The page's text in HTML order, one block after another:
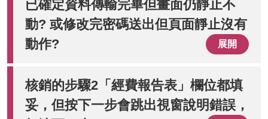
已確定資料傳輸完畢但畫面仍靜止不
動? 或修改完密碼送出但頁面靜止沒有
動作?
展開
核銷的步驟2「經費報告表」欄位都填
妥，但按下一步會跳出視窗說明錯誤，